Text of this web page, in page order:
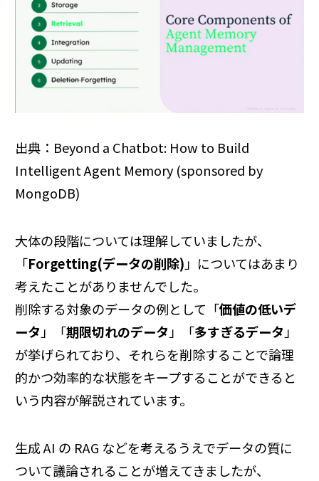
出典：Beyond a Chatbot: How to Build
Intelligent Agent Memory (sponsored by
MongoDB)
大体の段階については理解していましたが、
「Forgetting(データの削除) 」についてはあまり
考えたことがありませんでした。
削除する対象のデータの例として「価値の低いデ
ータ 」「期限切れのデータ 」「多すぎるデータ 」
が挙げられており、それらを削除することで論理
的かつ効率的な状態をキープすることができると
いう内容が解説されています。
生成 AI の RAG などを考えるうえでデータの質に
ついて議論されることが増えてきましたが、